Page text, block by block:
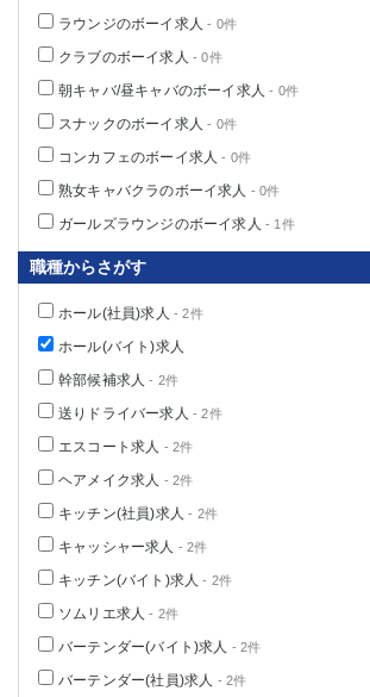
ラウンジのボーイ求人 - 0件
クラブのボーイ求人 - 0件
朝キャバ/昼キャバのボーイ求人 - 0件
スナックのボーイ求人 - 0件
コンカフェのボーイ求人 - 0件
熟女キャバクラのボーイ求人 - 0件
ガールズラウンジのボーイ求人 - 1件
職種からさがす
ホール(社員)求人 - 2件
ホール(バイト)求人
幹部候補求人 - 2件
送りドライバー求人 - 2件
エスコート求人 - 2件
ヘアメイク求人 - 2件
キッチン(社員)求人 - 2件
キャッシャー求人 - 2件
キッチン(バイト)求人 - 2件
ソムリエ求人 - 2件
バーテンダー(バイト)求人 - 2件
バーテンダー(社員)求人 - 2件